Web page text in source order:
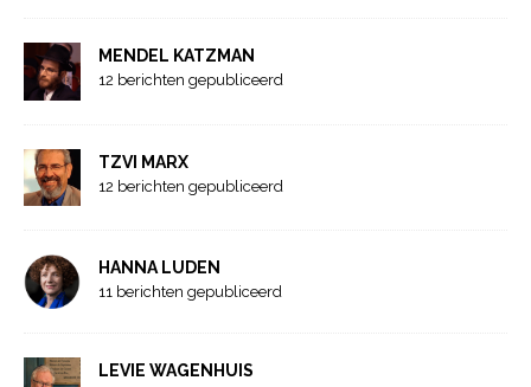
MENDEL KATZMAN
12 berichten gepubliceerd
TZVI MARX
12 berichten gepubliceerd
HANNA LUDEN
11 berichten gepubliceerd
LEVIE WAGENHUIS